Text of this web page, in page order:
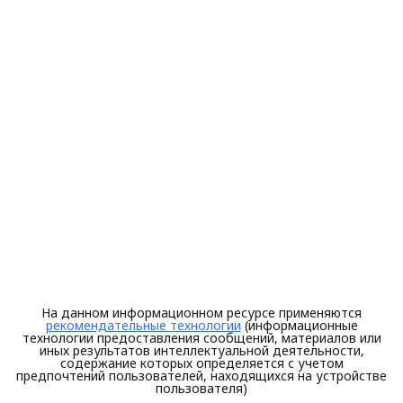
На данном информационном ресурсе применяются
рекомендательные технологии (информационные
технологии предоставления сообщений, материалов или
иных результатов интеллектуальной деятельности,
содержание которых определяется с учетом
предпочтений пользователей, находящихся на устройстве
пользователя)